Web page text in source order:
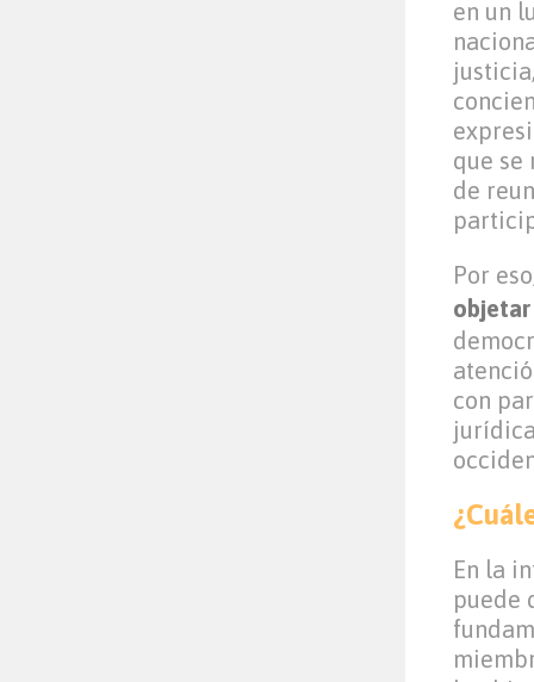
en un
que se
de
Por
con
En la
puede